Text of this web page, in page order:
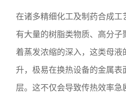
在诸多精细化工及制药合成工
有大量的树脂类物质、高分
着蒸发浓缩的深入，这类母液
升，极易在换热设备的金属表
层。这不仅会导致传热效率急